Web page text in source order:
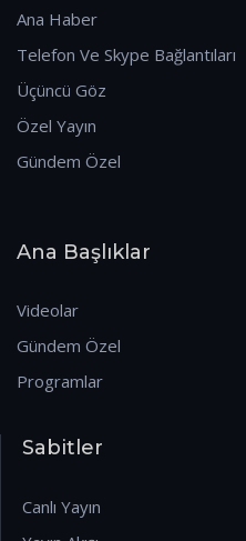
Ana Haber
Telefon Ve Skype Bağlantıları
Üçüncü Göz
Özel Yayın
Gündem Özel
Ana Başlıklar
Videolar
Gündem Özel
Programlar
Sabitler
Canlı Yayın